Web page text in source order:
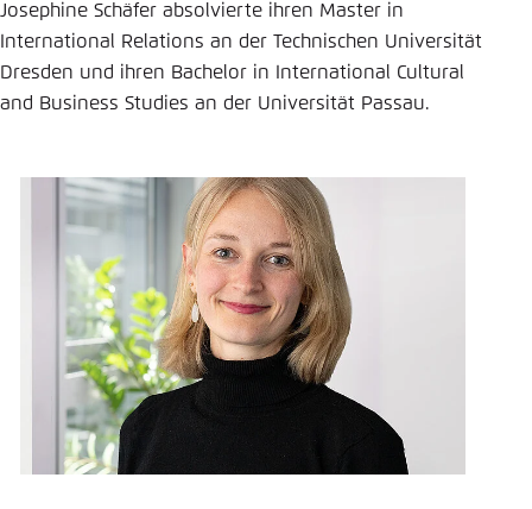
Josephine Schäfer absolvierte ihren Master in
International Relations an der Technischen Universität
Dresden und ihren Bachelor in International Cultural
and Business Studies an der Universität Passau.